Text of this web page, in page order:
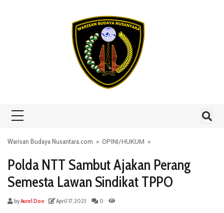
Warisan Budaya Nusantara.com » OPINI/HUKUM »
Polda NTT Sambut Ajakan Perang
Semesta Lawan Sindikat TPPO
byAurel Doo April 17, 2023 0